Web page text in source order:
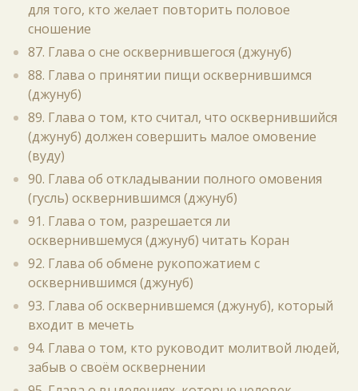
для того, кто желает повторить половое
сношение
87. Глава о сне осквернившегося (джунуб)
88. Глава о принятии пищи осквернившимся
(джунуб)
89. Глава о том, кто считал, что осквернившийся
(джунуб) должен совершить малое омовение
(вуду)
90. Глава об откладывании полного омовения
(гусль) осквернившимся (джунуб)
91. Глава о том, разрешается ли
осквернившемуся (джунуб) читать Коран
92. Глава об обмене рукопожатием с
осквернившимся (джунуб)
93. Глава об осквернившемся (джунуб), который
входит в мечеть
94. Глава о том, кто руководит молитвой людей,
забыв о своём осквернении